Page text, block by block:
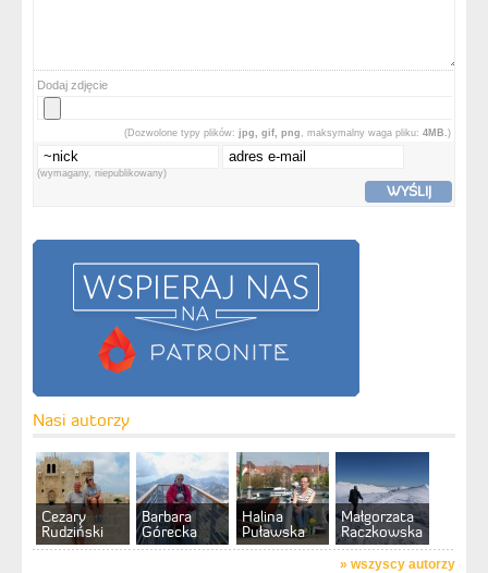
Dodaj zdjęcie
(Dozwolone typy plików: jpg, gif, png , maksymalny waga pliku: 4MB. )
(wymagany, niepublikowany)
WYŚLIJ
Nasi autorzy
Cezary
Rudziński
Barbara
Górecka
Halina
Puławska
Małgorzata
Raczkowska
» wszyscy autorzy